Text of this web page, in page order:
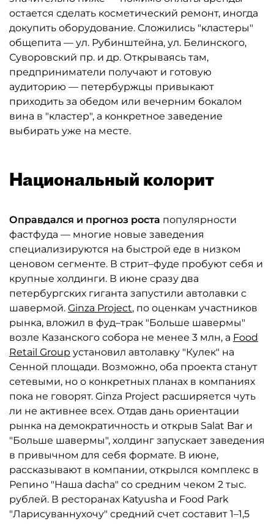
остается сделать косметический ремонт, иногда
докупить оборудование. Сложились "кластеры"
общепита — ул. Рубинштейна, ул. Белинского,
Суворовский пр. и др. Открываясь там,
предприниматели получают и готовую
аудиторию — петербуржцы привыкают
приходить за обедом или вечерним бокалом
вина в "кластер", а конкретное заведение
выбирать уже на месте.
Национальный колорит
Оправдался и прогноз роста популярности
фастфуда — многие новые заведения
специализируются на быстрой еде в низком
ценовом сегменте. В стрит–фуде пробуют себя и
крупные холдинги. В июне сразу два
петербургских гиганта запустили автолавки с
шавермой. Ginza Project, по оценкам участников
рынка, вложил в фуд–трак "Больше шавермы"
возле Казанского собора не менее 3 млн, а Food
Retail Group установил автолавку "Кулек" на
Сенной площади. Возможно, оба проекта станут
сетевыми, но о конкретных планах в компаниях
пока не говорят. Ginza Project расширяется чуть
ли не активнее всех. Отдав дань ориентации
рынка на демократичность и открыв Salat Bar и
"Больше шавермы", холдинг запускает заведения
в привычном для себя формате. В июне,
рассказывают в компании, открылся комплекс в
Репино "Наша dacha" со средним чеком 2 тыс.
рублей. В ресторанах Katyusha и Food Park
"Ларисуваннухочу" средний счет составит 1–1,5